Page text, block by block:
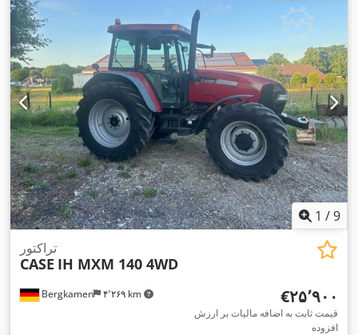
1 /9
Bergkamen ۴٬۲۶۹ km
تراکتور
CASE IH MXM 140 4WD
‎€۲۵٬۹۰۰
قیمت ثابت به اضافه مالیات بر ارزش
افزوده